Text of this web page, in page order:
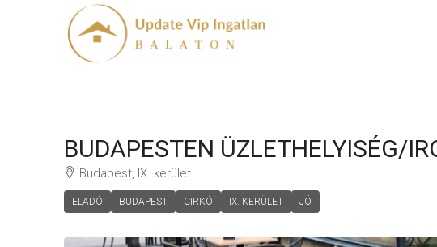
BUDAPESTEN ÜZLETHELYISÉG/
Budapest, IX. kerület
ELADÓ BUDAPEST CIRKÓ IX. KERÜLET JÓ